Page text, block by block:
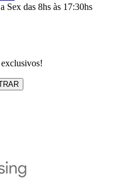
Sex das 8hs às 17:30hs
exclusivos!